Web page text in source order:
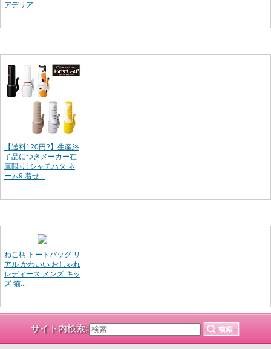
アデリア ...
【送料120円?】生産終
了品につきメーカー在
庫限り! シャチハタ ネ
ーム9 着せ...
ねこ柄 トートバッグ リ
アル かわいい おしゃれ
レディース メンズ キッ
ズ 猫...
サイト内検索: